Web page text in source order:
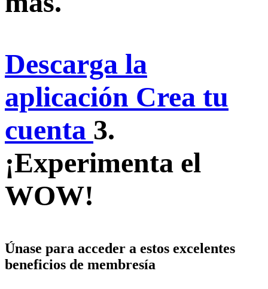
Descarga la
aplicación Crea tu
cuenta 3.
¡Experimenta el
WOW!
Únase para acceder a estos excelentes
beneficios de membresía